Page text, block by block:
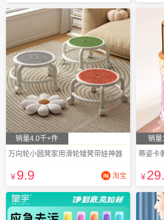
销量4.0千+件
万向轮小圆凳家用滑轮矮凳带娃神器
¥9.9 淘宝
销
蒂姿卡
¥29